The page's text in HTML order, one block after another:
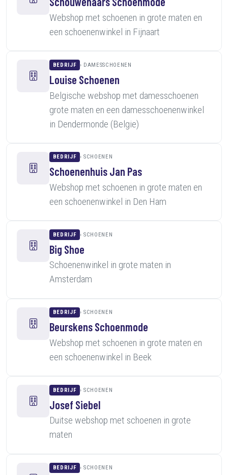
Webshop met schoenen in grote maten en
een schoenenwinkel in Fijnaart
BEDRIJF DAMESSCHOENEN
Louise Schoenen
Belgische webshop met damesschoenen
grote maten en een damesschoenenwinkel
in Dendermonde (Belgie)
BEDRIJF SCHOENEN
Schoenenhuis Jan Pas
Webshop met schoenen in grote maten en
een schoenenwinkel in Den Ham
BEDRIJF SCHOENEN
Big Shoe
Schoenenwinkel in grote maten in
Amsterdam
BEDRIJF SCHOENEN
Beurskens Schoenmode
Webshop met schoenen in grote maten en
een schoenenwinkel in Beek
BEDRIJF SCHOENEN
Josef Siebel
Duitse webshop met schoenen in grote
maten
BEDRIJF SCHOENEN